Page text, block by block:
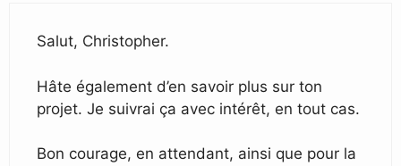
Salut, Christopher.
Hâte également d’en savoir plus sur ton
projet. Je suivrai ça avec intérêt, en tout cas.
Bon courage, en attendant, ainsi que pour la